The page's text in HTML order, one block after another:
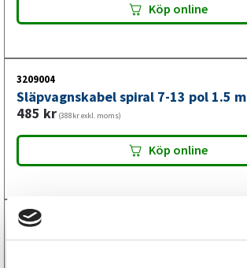
Köp online
3209004
Släpvagnskabel spiral 7-13 pol 1.5 m
485 kr (388kr exkl. moms)
Köp online
3209002
Släpvagnskabel spiral 7-7 pol 1.5 m